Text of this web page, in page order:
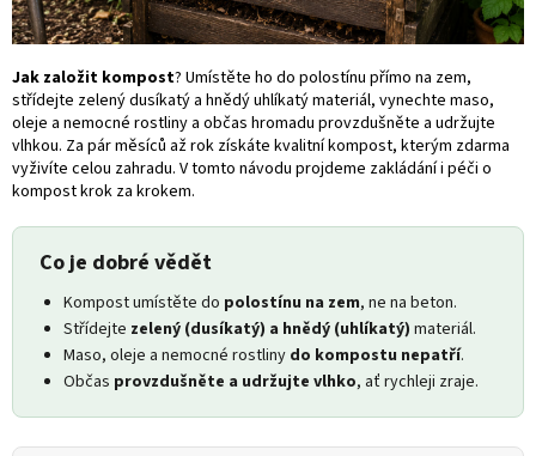
Jak založit kompost? Umístěte ho do polostínu přímo na zem,
střídejte zelený dusíkatý a hnědý uhlíkatý materiál, vynechte maso,
oleje a nemocné rostliny a občas hromadu provzdušněte a udržujte
vlhkou. Za pár měsíců až rok získáte kvalitní kompost, kterým zdarma
vyživíte celou zahradu. V tomto návodu projdeme zakládání i péči o
kompost krok za krokem.
Co je dobré vědět
Kompost umístěte do polostínu na zem, ne na beton.
Střídejte zelený (dusíkatý) a hnědý (uhlíkatý) materiál.
Maso, oleje a nemocné rostliny do kompostu nepatří.
Občas provzdušněte a udržujte vlhko, ať rychleji zraje.